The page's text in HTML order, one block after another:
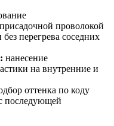
проволокой
перегрева соседних
нанесение
на внутренние и
оттенка по коду
последующей